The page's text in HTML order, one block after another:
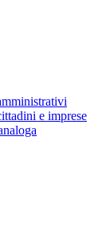
e imprese